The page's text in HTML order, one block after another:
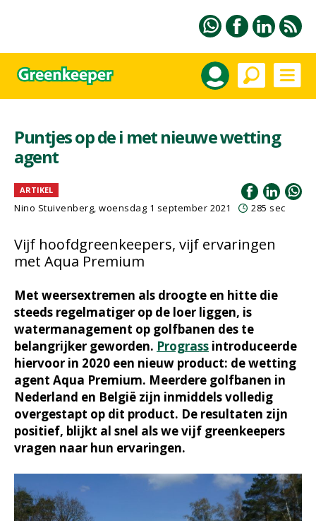
Puntjes op de i met nieuwe wetting
agent
ARTIKEL
Nino Stuivenberg, woensdag 1 september 2021 285 sec
Vijf hoofdgreenkeepers, vijf ervaringen
met Aqua Premium
Met weersextremen als droogte en hitte die
steeds regelmatiger op de loer liggen, is
watermanagement op golfbanen des te
belangrijker geworden. Prograss introduceerde
hiervoor in 2020 een nieuw product: de wetting
agent Aqua Premium. Meerdere golfbanen in
Nederland en België zijn inmiddels volledig
overgestapt op dit product. De resultaten zijn
positief, blijkt al snel als we vijf greenkeepers
vragen naar hun ervaringen.